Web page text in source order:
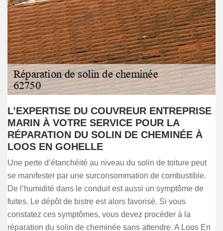
L’EXPERTISE DU COUVREUR ENTREPRISE
MARIN À VOTRE SERVICE POUR LA
RÉPARATION DU SOLIN DE CHEMINÉE À
LOOS EN GOHELLE
Une perte d’étanchéité au niveau du solin de toiture peut
se manifester par une surconsommation de combustible.
De l’humidité dans le conduit est aussi un symptôme de
fuites. Le dépôt de bistre est alors favorisé. Si vous
constatez ces symptômes, vous devez procéder à la
réparation du solin de cheminée sans attendre. A Loos En